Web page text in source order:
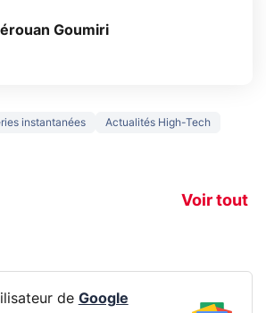
Goumiri
instantanées
Actualités High-Tech
Voir tout
1 pour
L'AOC
!
prochaine
de Google